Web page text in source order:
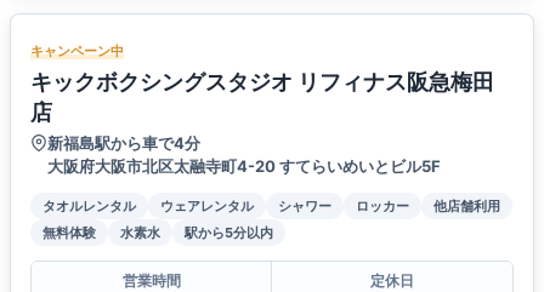
キャンペーン中
キックボクシングスタジオ リフィナス阪急梅田
店
新福島駅から車で4分
大阪府大阪市北区太融寺町4-20 すてらいめいとビル5F
タオルレンタル ウェアレンタル シャワー ロッカー
他店舗利用
無料体験
水素水 駅から5分以内
営業時間
定休日